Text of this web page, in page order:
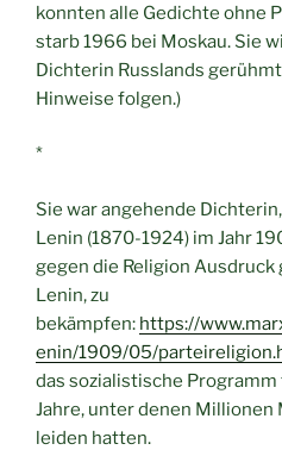
konnten alle Gedichte ohne
starb 1966 bei Moskau. Sie
Dichterin Russlands
Hinweise folgen.)
*
Sie war angehende
Lenin (1870-1924) im Jahr
gegen die Religion Ausdruck
Lenin, zu
bekämpfen: https://
enin/1909/05/
das sozialistische
Jahre, unter denen Millionen
leiden hatten.